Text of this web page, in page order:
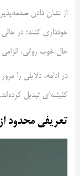
از نشان دادن
خودداری کنند؛ در
حال خوب روانی،
در ادامه، دلایلی را
کلیشه‌ای تبدیل کرده‌اند.
تعریفی محدود